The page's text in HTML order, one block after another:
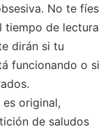
No te fíes
tiempo de lectura
dirán si tu
funcionando o si
original,
de saludos